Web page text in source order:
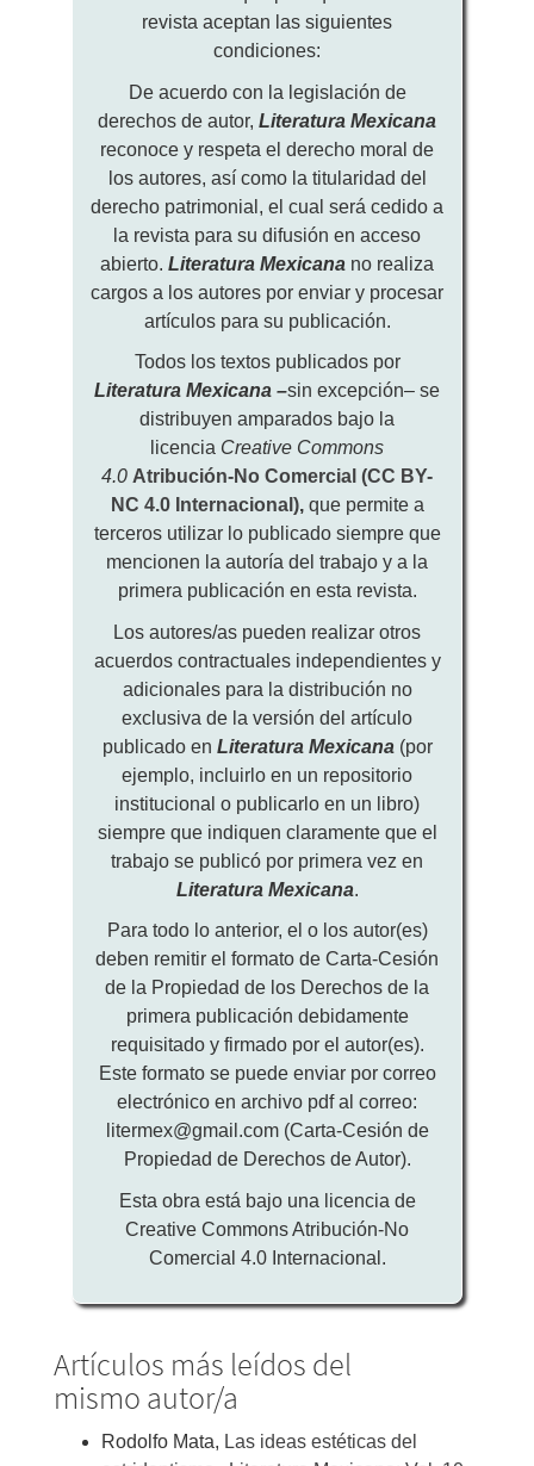
revista aceptan las siguientes
condiciones:
De acuerdo con la legislación de
derechos de autor, Literatura Mexicana
reconoce y respeta el derecho moral de
los autores, así como la titularidad del
derecho patrimonial, el cual será cedido a
la revista para su difusión en acceso
abierto. Literatura Mexicana no realiza
cargos a los autores por enviar y procesar
artículos para su publicación.
Todos los textos publicados por
Literatura Mexicana –sin excepción– se
distribuyen amparados bajo la
licencia Creative Commons
4.0 Atribución-No Comercial (CC BY-
NC 4.0 Internacional), que permite a
terceros utilizar lo publicado siempre que
mencionen la autoría del trabajo y a la
primera publicación en esta revista.
Los autores/as pueden realizar otros
acuerdos contractuales independientes y
adicionales para la distribución no
exclusiva de la versión del artículo
publicado en Literatura Mexicana (por
ejemplo, incluirlo en un repositorio
institucional o publicarlo en un libro)
siempre que indiquen claramente que el
trabajo se publicó por primera vez en
Literatura Mexicana.
Para todo lo anterior, el o los autor(es)
deben remitir el formato de Carta-Cesión
de la Propiedad de los Derechos de la
primera publicación debidamente
requisitado y firmado por el autor(es).
Este formato se puede enviar por correo
electrónico en archivo pdf al correo:
litermex@gmail.com (Carta-Cesión de
Propiedad de Derechos de Autor).
Esta obra está bajo una licencia de
Creative Commons Atribución-No
Comercial 4.0 Internacional.
Artículos más leídos del
mismo autor/a
Rodolfo Mata, Las ideas estéticas del